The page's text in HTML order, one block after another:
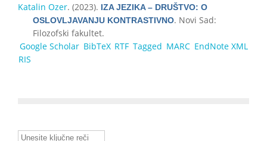
Katalin Ozer. (2023). IZA JEZIKA – DRUŠTVO: O
OSLOVLJAVANJU KONTRASTIVNO. Novi Sad:
Filozofski fakultet.
Google Scholar BibTeX RTF Tagged MARC EndNote XML
RIS
Unesite ključne reči